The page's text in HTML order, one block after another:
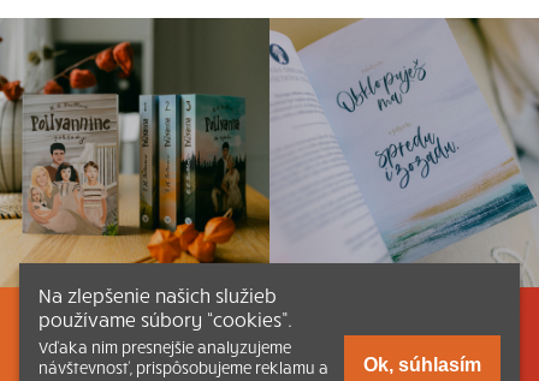
Listovať Obsah Dokumenty a články
Na zlepšenie našich služieb
používame súbory “cookies”.
Vďaka nim presnejšie analyzujeme
návštevnosť, prispôsobujeme reklamu a
Ok, súhlasím